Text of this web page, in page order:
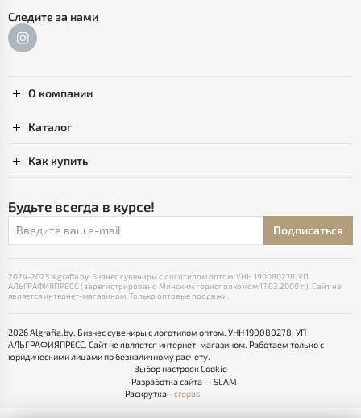
Следите за нами
О компании
Каталог
Как купить
Будьте всегда в курсе!
Подписаться
2024-2025 algrafia.by. Бизнес сувениры с логотипом оптом. УНН 190080278, УП
АЛЬГРАФИЯПРЕСС (зарегистрировано Минским горисполкомом 17.03.2000 г.). Сайт не
является интернет-магазином. Только оптовые продажи.
2026 Algrafia.by. Бизнес сувениры с логотипом оптом. УНН 190080278, УП
АЛЬГРАФИЯПРЕСС. Сайт не является интернет-магазином. Работаем только с
юридическими лицами по безналичному расчету.
Выбор настроек Cookie
Разработка сайта — SLAM
Раскрутка - cropas